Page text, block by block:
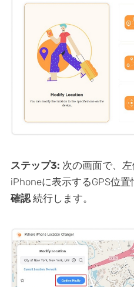
ステップ3: 次の画面で、左
iPhoneに表示するGPS位置
確認続行します。